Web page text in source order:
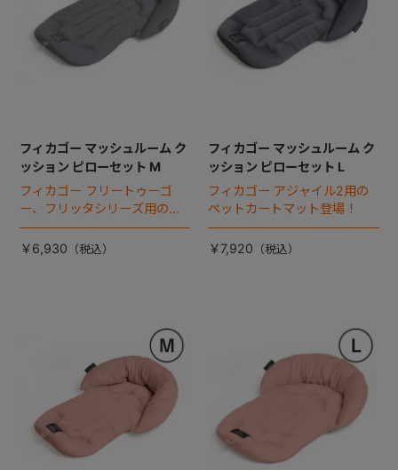
フィカゴー マッシュルーム ク
ッション ピローセット M
フィカゴー フリートゥーゴ
ー、フリッタシリーズ用のペ
ットカートマット登場！
￥6,930
フィカゴー マッシュルーム ク
ッション ピローセット L
フィカゴー アジャイル2用の
ペットカートマット登場！
￥7,920